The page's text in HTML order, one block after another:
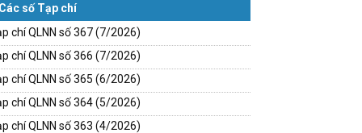
Các số Tạp chí
chí QLNN số 367 (7/2026)
chí QLNN số 366 (7/2026)
chí QLNN số 365 (6/2026)
chí QLNN số 364 (5/2026)
chí QLNN số 363 (4/2026)